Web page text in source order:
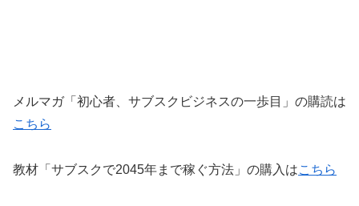
メルマガ「初心者、サブスクビジネスの一歩目」の購読は
こちら
教材「サブスクで2045年まで稼ぐ方法」の購入はこちら